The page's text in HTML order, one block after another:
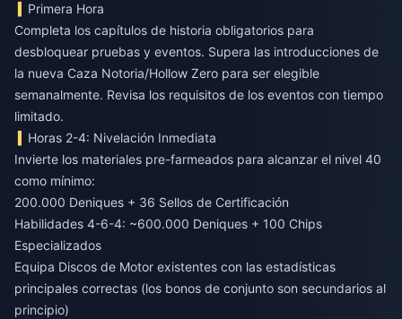
Primera Hora
Completa los capítulos de historia obligatorios para
desbloquear pruebas y eventos. Supera las introducciones de
la nueva Caza Notoria/Hollow Zero para ser elegible
semanalmente. Revisa los requisitos de los eventos con tiempo
limitado.
Horas 2-4: Nivelación Inmediata
Invierte los materiales pre-farmeados para alcanzar el nivel 40
como mínimo:
200.000 Deniques + 36 Sellos de Certificación
Habilidades 4-6-4: ~600.000 Deniques + 100 Chips
Especializados
Equipa Discos de Motor existentes con las estadísticas
principales correctas (los bonos de conjunto son secundarios al
principio)